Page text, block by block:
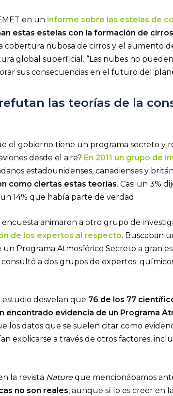
en un informe sobre las estelas de
estas estelas con la formación de cirros
cobertura nubosa de cirros y el aumento
global superficial. “Las nubes no
sus consecuencias en el futuro del
las teorías de la
el gobierno tiene un programa secreto y
desde el aire? En 2011 un grupo de
estadounidenses, canadienses y
como ciertas estas teorías. Casi un 3%
14% que había parte de verdad.
encuesta animaron a otro grupo de
de los expertos al respecto. Buscaban
Programa Atmosférico Secreto a gran
consultó a dos grupos de expertos:
estudio desvelan que 76 de los 77
encontrado evidencia de un Programa
los datos que se suelen citar como
explicarse a través de otros factores,
la revista Natureque mencionábamos
no son reales, aunque sí lo es creer en